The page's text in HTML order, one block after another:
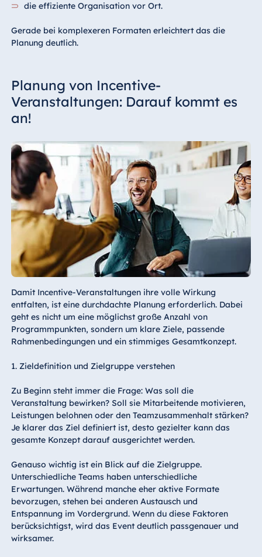
die effiziente Organisation vor Ort.
Gerade bei komplexeren Formaten erleichtert das die
Planung deutlich.
Planung von Incentive-
Veranstaltungen: Darauf kommt es
an!
Damit Incentive-Veranstaltungen ihre volle Wirkung
entfalten, ist eine durchdachte Planung erforderlich. Dabei
geht es nicht um eine möglichst große Anzahl von
Programmpunkten, sondern um klare Ziele, passende
Rahmenbedingungen und ein stimmiges Gesamtkonzept.
1. Zieldefinition und Zielgruppe verstehen
Zu Beginn steht immer die Frage: Was soll die
Veranstaltung bewirken? Soll sie Mitarbeitende motivieren,
Leistungen belohnen oder den Teamzusammenhalt stärken?
Je klarer das Ziel definiert ist, desto gezielter kann das
gesamte Konzept darauf ausgerichtet werden.
Genauso wichtig ist ein Blick auf die Zielgruppe.
Unterschiedliche Teams haben unterschiedliche
Erwartungen. Während manche eher aktive Formate
bevorzugen, stehen bei anderen Austausch und
Entspannung im Vordergrund. Wenn du diese Faktoren
berücksichtigst, wird das Event deutlich passgenauer und
wirksamer.